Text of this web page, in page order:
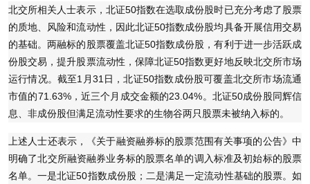
北交所相关人士表示，北证50指数在选取成份股时已充分考虑了股票
的质地、风险和流动性，因此北证50指数成份股均具备开展信用交易
的基础。两融标的股票覆盖北证50指数成份股，有利于进一步活跃成
份股交易，提升股票流动性，保障北证50指数更好地反映北交所市场
运行情况。截至1月31日，北证50指数成份股可覆盖北交所市场流通
市值的71.63%，近三个月成交金额的23.04%。北证50成份股同辉信
息、非成份股但满足流动性要求的生物谷两只股票未被纳入标的。
上述人士还表示，《关于融资融券标的股票范围有关事项的公告》中
明确了北交所融资融券业务标的股票名单的调入标准及初始标的股票
名单。一是北证50指数成份股；二是满足一定流动性基础的股票。如